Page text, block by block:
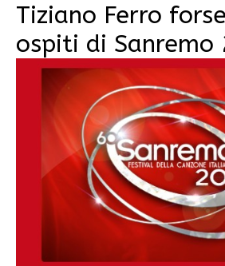
Tiziano Ferro
ospiti di Sanremo